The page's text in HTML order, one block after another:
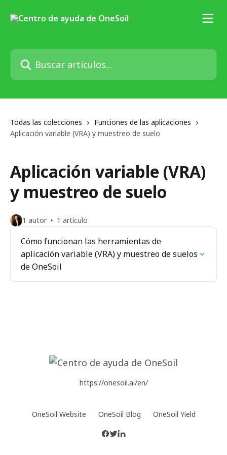
Buscar artículos...
Todas las colecciones
Funciones de las aplicaciones
Aplicación variable (VRA) y muestreo de suelo
Aplicación variable (VRA)
y muestreo de suelo
1 autor 1 artículo
Cómo funcionan las herramientas de
aplicación variable (VRA) y muestreo de suelos
de OneSoil
https://onesoil.ai/en/
OneSoil Website OneSoil Blog OneSoil Yield